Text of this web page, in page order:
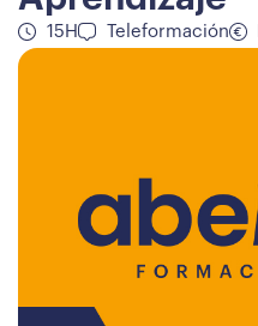
15H Teleformación